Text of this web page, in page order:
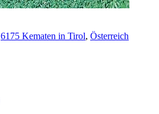
6175 Kematen in Tirol, Österreich